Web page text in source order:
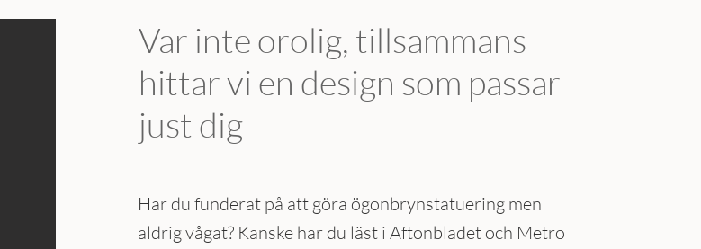
Var inte orolig, tillsammans
hittar vi en design som passar
just dig
Har du funderat på att göra ögonbrynstatuering men
aldrig vågat? ​Kanske har du läst i Aftonbladet och Metro